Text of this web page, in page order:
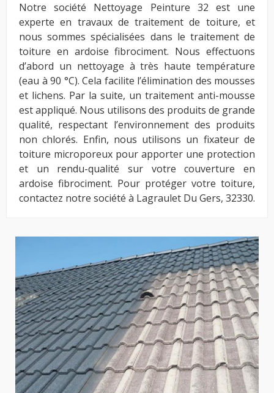
Notre société Nettoyage Peinture 32 est une
experte en travaux de traitement de toiture, et
nous sommes spécialisées dans le traitement de
toiture en ardoise fibrociment. Nous effectuons
d’abord un nettoyage à très haute température
(eau à 90 °C). Cela facilite l’élimination des mousses
et lichens. Par la suite, un traitement anti-mousse
est appliqué. Nous utilisons des produits de grande
qualité, respectant l’environnement des produits
non chlorés. Enfin, nous utilisons un fixateur de
toiture microporeux pour apporter une protection
et un rendu-qualité sur votre couverture en
ardoise fibrociment. Pour protéger votre toiture,
contactez notre société à Lagraulet Du Gers, 32330.